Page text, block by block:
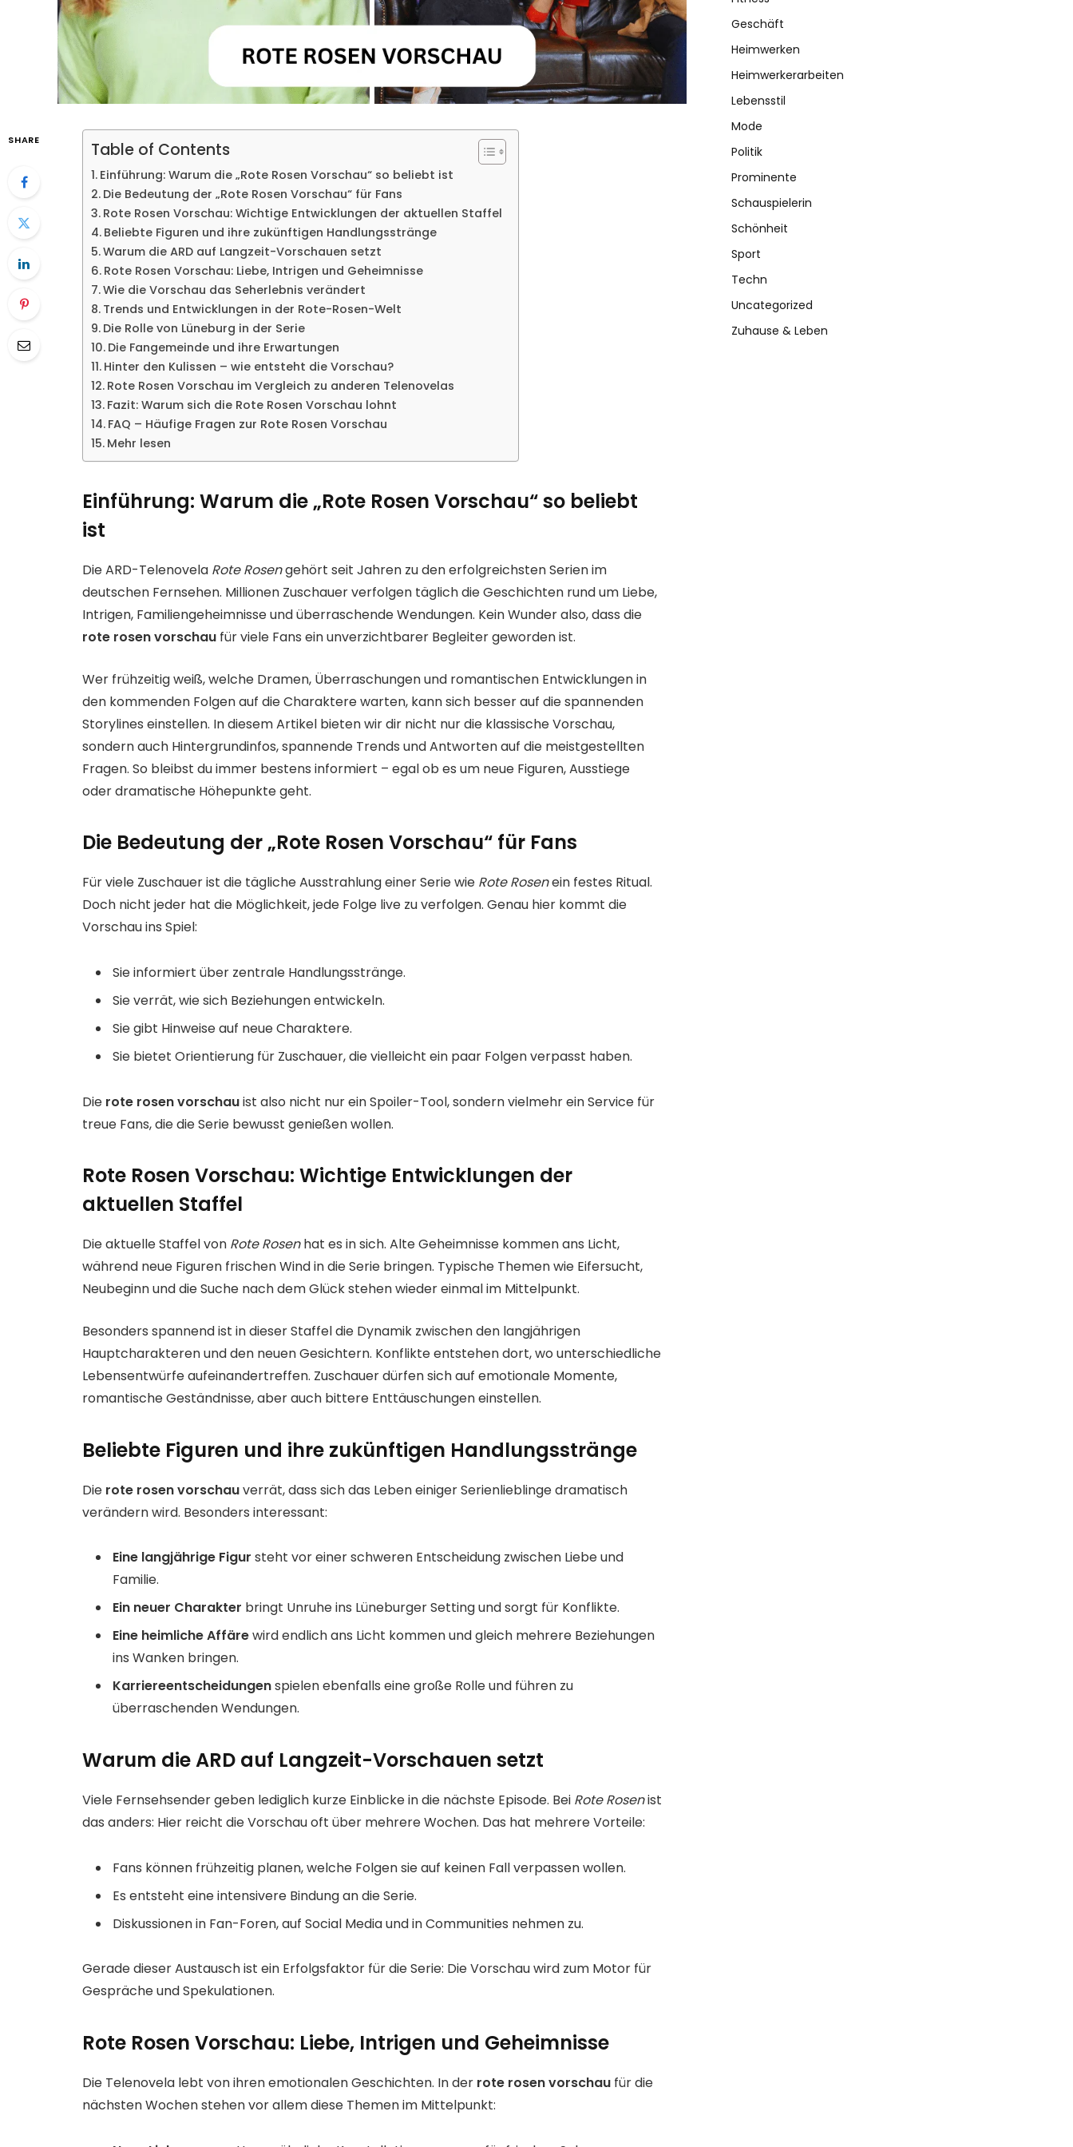
SHARE Table of Contents
Einführung: Warum die „Rote Rosen Vorschau“ so beliebt ist
Die Bedeutung der „Rote Rosen Vorschau“ für Fans
Rote Rosen Vorschau: Wichtige Entwicklungen der aktuellen Staffel
Beliebte Figuren und ihre zukünftigen Handlungsstränge
Warum die ARD auf Langzeit-Vorschauen setzt
Rote Rosen Vorschau: Liebe, Intrigen und Geheimnisse
Wie die Vorschau das Seherlebnis verändert
Trends und Entwicklungen in der Rote-Rosen-Welt
Die Rolle von Lüneburg in der Serie
Die Fangemeinde und ihre Erwartungen
Hinter den Kulissen – wie entsteht die Vorschau?
Rote Rosen Vorschau im Vergleich zu anderen Telenovelas
Fazit: Warum sich die Rote Rosen Vorschau lohnt
FAQ – Häufige Fragen zur Rote Rosen Vorschau
Mehr lesen
Einführung: Warum die „Rote Rosen Vorschau“ so beliebt
ist
Die ARD-Telenovela Rote Rosengehört seit Jahren zu den erfolgreichsten Serien im
deutschen Fernsehen. Millionen Zuschauer verfolgen täglich die Geschichten rund um Liebe,
Intrigen, Familiengeheimnisse und überraschende Wendungen. Kein Wunder also, dass die
rote rosen vorschau für viele Fans ein unverzichtbarer Begleiter geworden ist.
Wer frühzeitig weiß, welche Dramen, Überraschungen und romantischen Entwicklungen in
den kommenden Folgen auf die Charaktere warten, kann sich besser auf die spannenden
Storylines einstellen. In diesem Artikel bieten wir dir nicht nur die klassische Vorschau,
sondern auch Hintergrundinfos, spannende Trends und Antworten auf die meistgestellten
Fragen. So bleibst du immer bestens informiert – egal ob es um neue Figuren, Ausstiege
oder dramatische Höhepunkte geht.
Die Bedeutung der „Rote Rosen Vorschau“ für Fans
Für viele Zuschauer ist die tägliche Ausstrahlung einer Serie wie Rote Rosenein festes Ritual.
Doch nicht jeder hat die Möglichkeit, jede Folge live zu verfolgen. Genau hier kommt die
Vorschau ins Spiel:
Sie informiert über zentrale Handlungsstränge.
Sie verrät, wie sich Beziehungen entwickeln.
Sie gibt Hinweise auf neue Charaktere.
Sie bietet Orientierung für Zuschauer, die vielleicht ein paar Folgen verpasst haben.
Die rote rosen vorschauist also nicht nur ein Spoiler-Tool, sondern vielmehr ein Service für
treue Fans, die die Serie bewusst genießen wollen.
Rote Rosen Vorschau: Wichtige Entwicklungen der
aktuellen Staffel
Die aktuelle Staffel von Rote Rosenhat es in sich. Alte Geheimnisse kommen ans Licht,
während neue Figuren frischen Wind in die Serie bringen. Typische Themen wie Eifersucht,
Neubeginn und die Suche nach dem Glück stehen wieder einmal im Mittelpunkt.
Besonders spannend ist in dieser Staffel die Dynamik zwischen den langjährigen
Hauptcharakteren und den neuen Gesichtern. Konflikte entstehen dort, wo unterschiedliche
Lebensentwürfe aufeinandertreffen. Zuschauer dürfen sich auf emotionale Momente,
romantische Geständnisse, aber auch bittere Enttäuschungen einstellen.
Beliebte Figuren und ihre zukünftigen Handlungsstränge
Die rote rosen vorschauverrät, dass sich das Leben einiger Serienlieblinge dramatisch
verändern wird. Besonders interessant:
Eine langjährige Figur steht vor einer schweren Entscheidung zwischen Liebe und
Familie.
Ein neuer Charakter bringt Unruhe ins Lüneburger Setting und sorgt für Konflikte.
Eine heimliche Affärewird endlich ans Licht kommen und gleich mehrere Beziehungen
ins Wanken bringen.
Karriereentscheidungenspielen ebenfalls eine große Rolle und führen zu
überraschenden Wendungen.
Warum die ARD auf Langzeit-Vorschauen setzt
Viele Fernsehsender geben lediglich kurze Einblicke in die nächste Episode. Bei Rote Rosenist
das anders: Hier reicht die Vorschau oft über mehrere Wochen. Das hat mehrere Vorteile:
Fans können frühzeitig planen, welche Folgen sie auf keinen Fall verpassen wollen.
Es entsteht eine intensivere Bindung an die Serie.
Diskussionen in Fan-Foren, auf Social Media und in Communities nehmen zu.
Gerade dieser Austausch ist ein Erfolgsfaktor für die Serie: Die Vorschau wird zum Motor für
Gespräche und Spekulationen.
Rote Rosen Vorschau: Liebe, Intrigen und Geheimnisse
Die Telenovela lebt von ihren emotionalen Geschichten. In der rote rosen vorschau für die
nächsten Wochen stehen vor allem diese Themen im Mittelpunkt:
Geschäft
Heimwerken
Heimwerkerarbeiten
Lebensstil
Mode
Politik
Prominente
Schauspielerin
Schönheit
Sport
Techn
Uncategorized
Zuhause & Leben